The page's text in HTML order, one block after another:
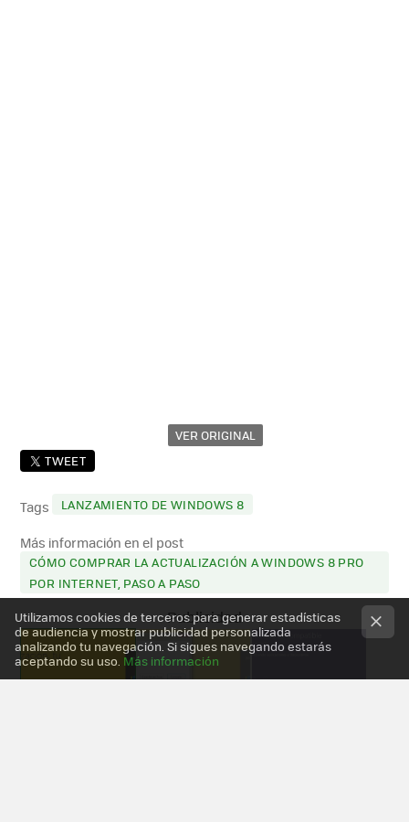
VER ORIGINAL
TWEET
Tags LANZAMIENTO DE WINDOWS 8
Más información en el post
CÓMO COMPRAR LA ACTUALIZACIÓN A WINDOWS 8 PRO
POR INTERNET, PASO A PASO
Utilizamos cookies de terceros para generar estadísticas
de audiencia y mostrar publicidad personalizada
analizando tu navegación. Si sigues navegando estarás
aceptando su uso. Más información